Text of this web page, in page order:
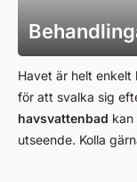
Havet är helt
för att svalka sig
havsvattenbad kan
utseende. Kolla